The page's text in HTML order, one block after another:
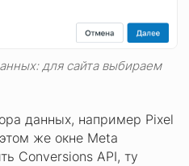
для сайта выбираем
данных, например Pixel
же окне Meta
Conversions API, ту